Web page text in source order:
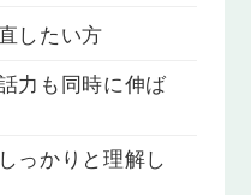
）
ついての質問ができ
したい方
力も同時に伸ば
っかりと理解し